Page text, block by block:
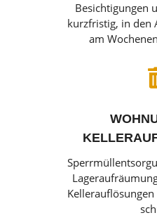
Besichtigungen
kurzfristig, in den
am